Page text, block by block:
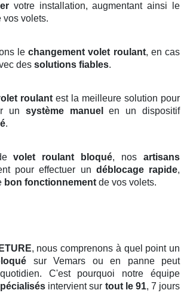
votre installation, augmentant ainsi le
volets.
lechangement volet roulant, en cas
des solutions fiables.
roulantest la meilleure solution pour
un système manuel
en un dispositif
.
volet roulant bloqué, nosartisans
pour effectuer un déblocage rapide,
bon fonctionnementde vos volets.
, nous comprenons à quel point un
sur Vemars ou en panne peut
C'est pourquoi notre équipe
intervient sur tout le 91, 7 jours